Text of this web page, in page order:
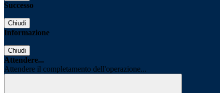
Successo
Chiudi
Informazione
Chiudi
Attendere...
Attendere il completamento dell'operazione...